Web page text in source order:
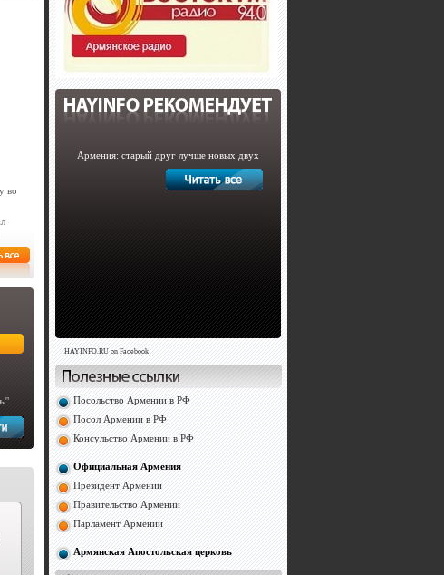
во
Армения: старый друг лучше новых двух
HAYINFO.RU on Facebook
Посольство Армении в РФ
Посол Армении в РФ
Консульство Армении в РФ
Официальная Армения
Президент Армении
Правительство Армении
Парламент Армении
Армянская Апостольская церковь